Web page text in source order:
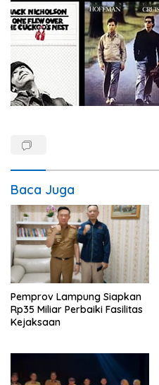
Baca Juga
Pemprov Lampung Siapkan
Rp35 Miliar Perbaiki Fasilitas
Kejaksaan